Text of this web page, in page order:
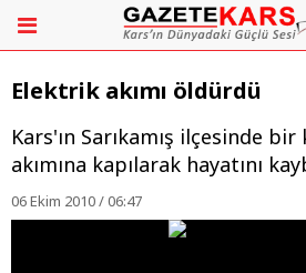
Elektrik akımı öldürdü
Kars'ın Sarıkamış ilçesinde
akımına kapılarak hayatını
06 Ekim 2010 / 06:47